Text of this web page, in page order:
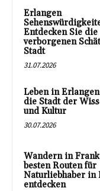
Erlangen
Entdecken Sie die
verborgenen
Stadt
31.07.2026
Leben in
die Stadt der
und Kultur
30.07.2026
Wandern in
besten Routen für
Naturliebhaber in
entdecken